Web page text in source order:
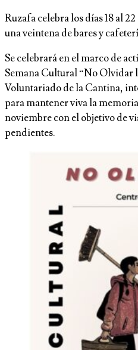
Ruzafa celebra los días 18 al
una veintena de bares y
Se celebrará en el marco de
Semana Cultural “No Olvidar
Voluntariado de la Cantina,
para mantener viva la
noviembre con el objetivo de
pendientes.